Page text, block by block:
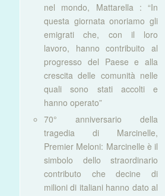
nel mondo, Mattarella : “In
questa giornata onoriamo gli
emigrati che, con il loro
lavoro, hanno contribuito al
progresso del Paese e alla
crescita delle comunità nelle
quali sono stati accolti e
hanno operato”
70° anniversario della
tragedia di Marcinelle,
Premier Meloni: Marcinelle è il
simbolo dello straordinario
contributo che decine di
milioni di italiani hanno dato al